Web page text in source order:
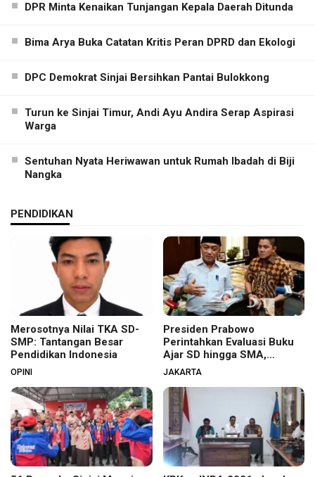
DPR Minta Kenaikan Tunjangan Kepala Daerah Ditunda
Bima Arya Buka Catatan Kritis Peran DPRD dan Ekologi
DPC Demokrat Sinjai Bersihkan Pantai Bulokkong
Turun ke Sinjai Timur, Andi Ayu Andira Serap Aspirasi
Warga
Sentuhan Nyata Heriwawan untuk Rumah Ibadah di Biji
Nangka
PENDIDIKAN
Merosotnya Nilai TKA SD-
SMP: Tantangan Besar
Pendidikan Indonesia
OPINI
Presiden Prabowo
Perintahkan Evaluasi Buku
Ajar SD hingga SMA,
Budaya Membaca Digenjot
JAKARTA